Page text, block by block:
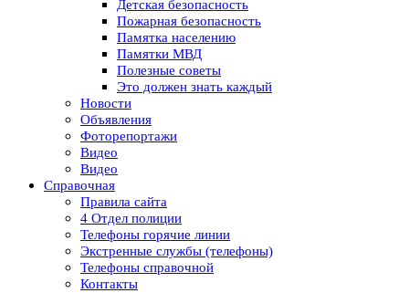
Детская безопасность
Пожарная безопасность
Памятка населению
Памятки МВД
Полезные советы
Это должен знать каждый
Новости
Объявления
Фоторепортажи
Видео
Видео
Справочная
Правила сайта
4 Отдел полиции
Телефоны горячие линии
Экстренные службы (телефоны)
Телефоны справочной
Контакты